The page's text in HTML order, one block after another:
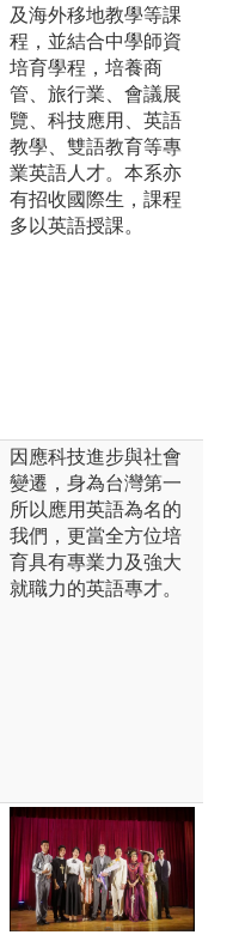
及海外移地教學等課
程，並結合中學師資
培育學程，培養商
管、旅行業、會議展
覽、科技應用、英語
教學、雙語教育等專
業英語人才。本系亦
有招收國際生，課程
多以英語授課。
因應科技進步與社會
變遷，身為台灣第一
所以應用英語為名的
我們，更當全方位培
育具有專業力及強大
就職力的英語專才。